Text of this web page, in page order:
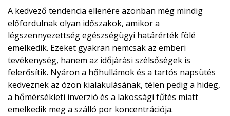
A kedvező tendencia ellenére azonban még mindig
előfordulnak olyan időszakok, amikor a
légszennyezettség egészségügyi határérték fölé
emelkedik. Ezeket gyakran nemcsak az emberi
tevékenység, hanem az időjárási szélsőségek is
felerősítik. Nyáron a hőhullámok és a tartós napsütés
kedveznek az ózon kialakulásának, télen pedig a hideg,
a hőmérsékleti inverzió és a lakossági fűtés miatt
emelkedik meg a szálló por koncentrációja.